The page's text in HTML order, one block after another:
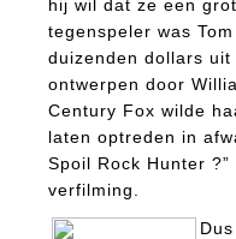
hij wil dat ze een
tegenspeler was
duizenden dollars
ontwerpen door
Century Fox wilde
laten optreden in
Spoil Rock Hunter
verfilming.